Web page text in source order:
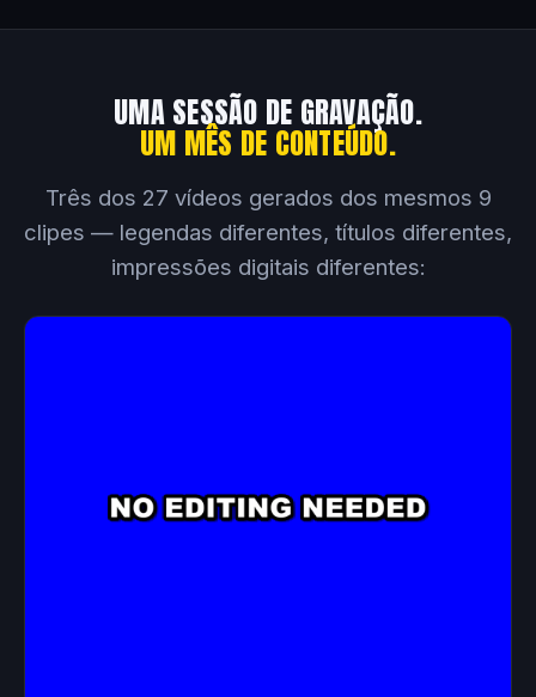
UMA SESSÃO DE GRAVAÇÃO.
UM MÊS DE CONTEÚDO.
Três dos 27 vídeos gerados dos mesmos 9
clipes — legendas diferentes, títulos diferentes,
impressões digitais diferentes: